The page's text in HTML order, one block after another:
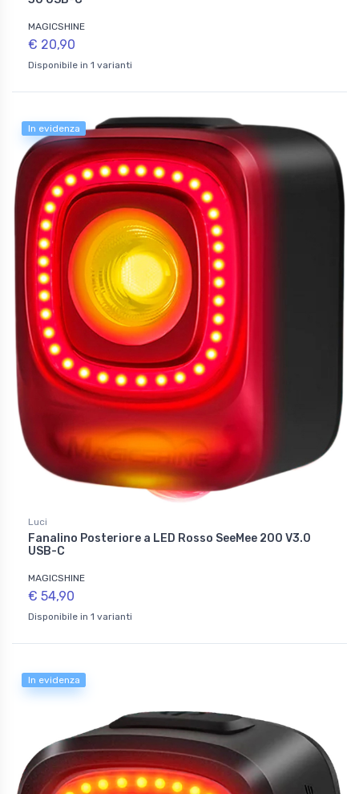
MAGICSHINE
€ 20,90
Disponibile in 1 varianti
In evidenza
Luci
Fanalino Posteriore a LED Rosso SeeMee 200 V3.0
USB-C
MAGICSHINE
€ 54,90
Disponibile in 1 varianti
In evidenza